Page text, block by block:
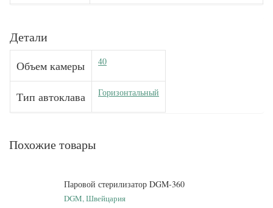
Детали
Объем камеры 40
Тип автоклава Горизонтальный
Похожие товары
Паровой стерилизатор DGM-360
DGM, Швейцария